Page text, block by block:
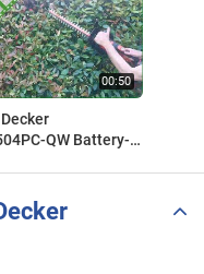
QW Battery-